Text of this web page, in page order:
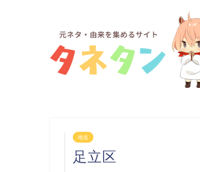
地名
足立区